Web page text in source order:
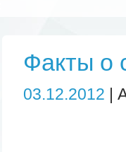
Факты о
03.12.2012 |